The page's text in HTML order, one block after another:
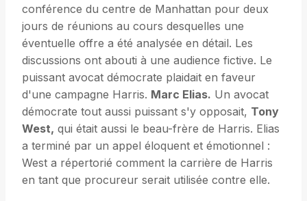
conférence du centre de Manhattan pour deux
jours de réunions au cours desquelles une
éventuelle offre a été analysée en détail. Les
discussions ont abouti à une audience fictive. Le
puissant avocat démocrate plaidait en faveur
d'une campagne Harris. Marc Elias. Un avocat
démocrate tout aussi puissant s'y opposait, Tony
West, qui était aussi le beau-frère de Harris. Elias
a terminé par un appel éloquent et émotionnel :
West a répertorié comment la carrière de Harris
en tant que procureur serait utilisée contre elle.